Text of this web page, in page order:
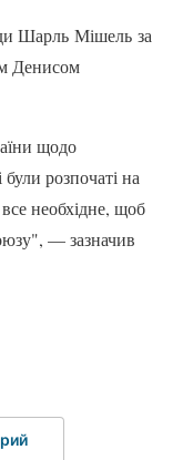
Шарль Мішель за
Денисом
щодо
розпочаті на
необхідне, щоб
— зазначив